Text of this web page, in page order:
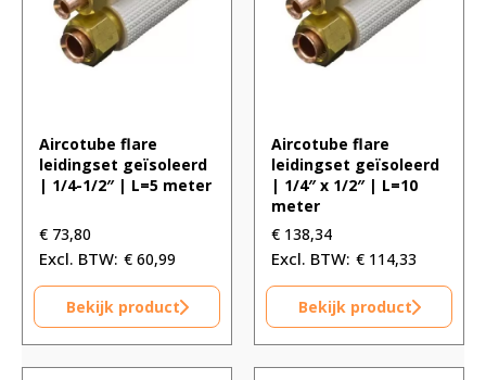
Aircotube flare
leidingset geïsoleerd
| 1/4-1/2″ | L=5 meter
€ 73,80
€ 60,99
Bekijk product
Aircotube flare
leidingset geïsoleerd
| 1/4″ x 1/2″ | L=10
meter
€ 138,34
€ 114,33
Bekijk product